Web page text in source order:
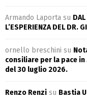
Armando Laporta su
L’ESPERIENZA DEL DR.
ornello breschini su
consiliare per la pace
del 30 luglio 2026.
Renzo Renzi su Bastia